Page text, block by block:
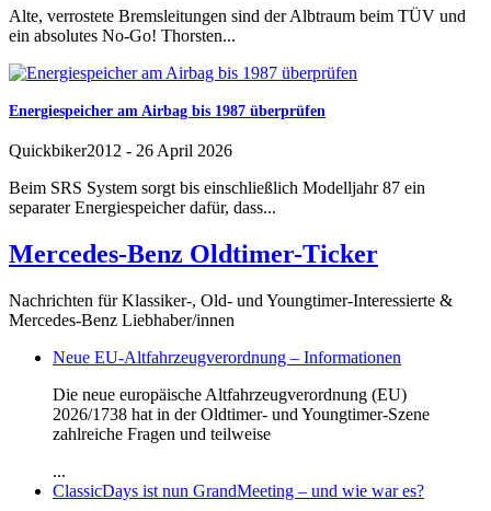
Alte, verrostete Bremsleitungen sind der Albtraum beim TÜV und
ein absolutes No-Go! Thorsten...
Energiespeicher am Airbag bis 1987 überprüfen
Quickbiker2012 - 26 April 2026
Beim SRS System sorgt bis einschließlich Modelljahr 87 ein
separater Energiespeicher dafür, dass...
Mercedes-Benz Oldtimer-Ticker
Nachrichten für Klassiker-, Old- und Youngtimer-Interessierte &
Mercedes-Benz Liebhaber/innen
Neue EU-Altfahrzeugverordnung – Informationen
Die neue europäische Altfahrzeugverordnung (EU)
2026/1738 hat in der Oldtimer- und Youngtimer-Szene
zahlreiche Fragen und teilweise
...
ClassicDays ist nun GrandMeeting – und wie war es?